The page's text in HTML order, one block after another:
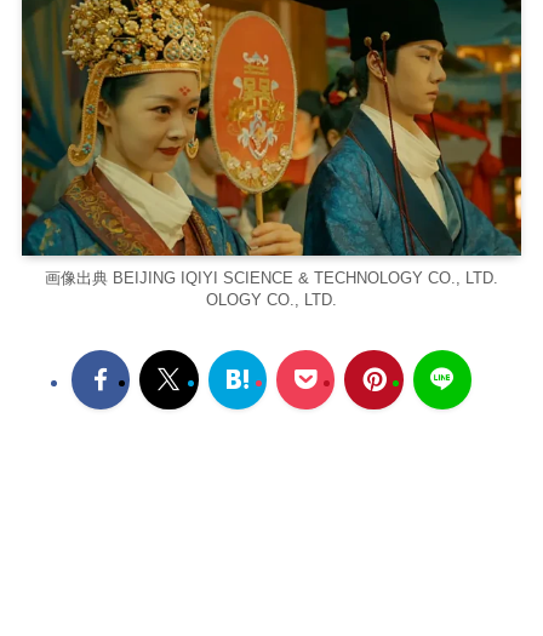
画像出典 BEIJING IQIYI SCIENCE & TECHNOLOGY CO., LTD.
OLOGY CO., LTD.